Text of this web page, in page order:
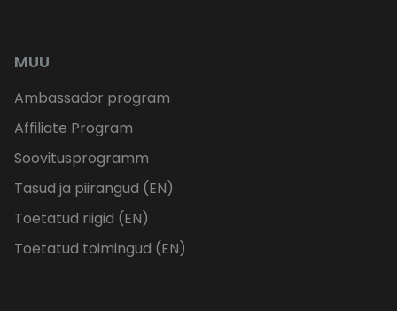
MUU
Ambassador program
Affiliate Program
Soovitusprogramm
Tasud ja piirangud (EN)
Toetatud riigid (EN)
Toetatud toimingud (EN)